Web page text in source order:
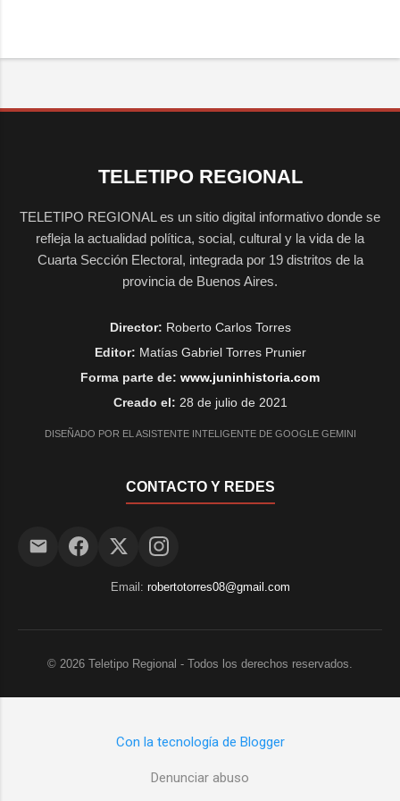
TELETIPO REGIONAL
TELETIPO REGIONAL es un sitio digital informativo donde se
refleja la actualidad política, social, cultural y la vida de la
Cuarta Sección Electoral, integrada por 19 distritos de la
provincia de Buenos Aires.
Director: Roberto Carlos Torres
Editor: Matías Gabriel Torres Prunier
Forma parte de: www.juninhistoria.com
Creado el: 28 de julio de 2021
DISEÑADO POR EL ASISTENTE INTELIGENTE DE GOOGLE GEMINI
CONTACTO Y REDES
Email: robertotorres08@gmail.com
© 2026 Teletipo Regional - Todos los derechos reservados.
Con la tecnología de Blogger
Denunciar abuso